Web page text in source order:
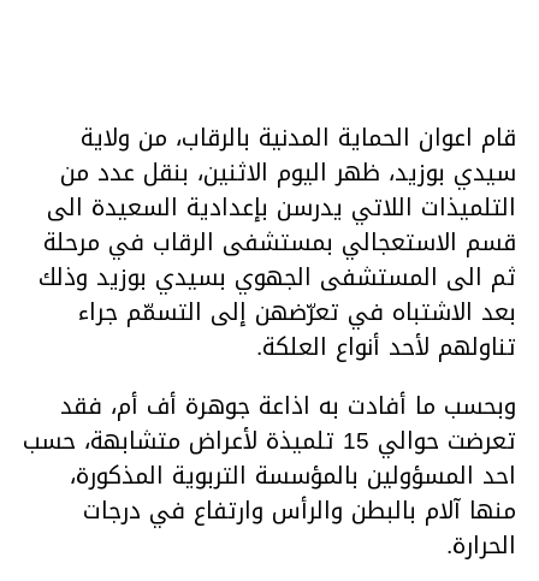
قام اعوان الحماية المدنية بالرقاب، من ولاية
سيدي بوزيد، ظهر اليوم الاثنين، بنقل عدد من
التلميذات اللاتي يدرسن بإعدادية السعيدة الى
قسم الاستعجالي بمستشفى الرقاب في مرحلة
ثم الى المستشفى الجهوي بسيدي بوزيد وذلك
بعد الاشتباه في تعرّضهن إلى التسمّم جراء
تناولهم لأحد أنواع العلكة.
وبحسب ما أفادت به اذاعة جوهرة أف أم، فقد
تعرضت حوالي 15 تلميذة لأعراض متشابهة، حسب
احد المسؤولين بالمؤسسة التربوية المذكورة،
منها آلام بالبطن والرأس وارتفاع في درجات
الحرارة.